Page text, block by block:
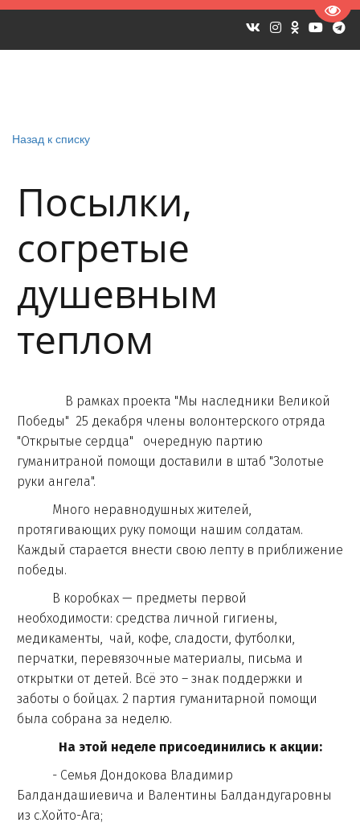
Назад к списку
Посылки,
согретые
душевным
теплом
В рамках проекта "Мы наследники Великой
Победы" 25 декабря члены волонтерского отряда
"Открытые сердца" очередную партию
гуманитраной помощи доставили в штаб "Золотые
руки ангела".
Много неравнодушных жителей,
протягивающих руку помощи нашим солдатам.
Каждый старается внести свою лепту в приближение
победы.
В коробках — предметы первой
необходимости: средства личной гигиены,
медикаменты, чай, кофе, сладости, футболки,
перчатки, перевязочные материалы, письма и
открытки от детей. Всё это – знак поддержки и
заботы о бойцах. 2 партия гуманитарной помощи
была собрана за неделю.
На этой неделе присоединились к акции:
- Семья Дондокова Владимир
Балдандашиевича и Валентины Балдандугаровны
из с.Хойто-Ага;